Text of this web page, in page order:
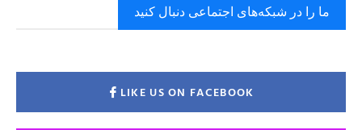
ما را در شبکه‌های اجتماعی دنبال کنید
LIKE US ON FACEBOOK